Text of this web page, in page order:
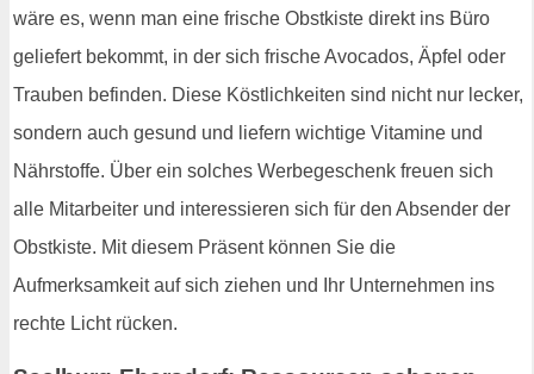
wäre es, wenn man eine frische Obstkiste direkt ins Büro
geliefert bekommt, in der sich frische Avocados, Äpfel oder
Trauben befinden. Diese Köstlichkeiten sind nicht nur lecker,
sondern auch gesund und liefern wichtige Vitamine und
Nährstoffe. Über ein solches Werbegeschenk freuen sich
alle Mitarbeiter und interessieren sich für den Absender der
Obstkiste. Mit diesem Präsent können Sie die
Aufmerksamkeit auf sich ziehen und Ihr Unternehmen ins
rechte Licht rücken.